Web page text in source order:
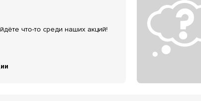
что-то среди наших акций!